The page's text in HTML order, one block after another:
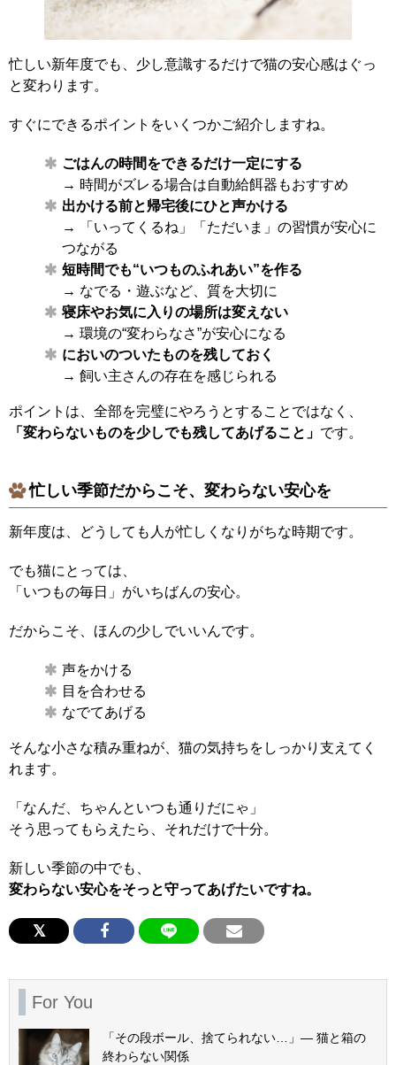
忙しい新年度でも、少し意識するだけで猫の安心感はぐっ
と変わります。
すぐにできるポイントをいくつかご紹介しますね。
ごはんの時間をできるだけ一定にする
→ 時間がズレる場合は自動給餌器もおすすめ
出かける前と帰宅後にひと声かける
→ 「いってくるね」「ただいま」の習慣が安心に
つながる
短時間でも“いつものふれあい”を作る
→ なでる・遊ぶなど、質を大切に
寝床やお気に入りの場所は変えない
→ 環境の“変わらなさ”が安心になる
においのついたものを残しておく
→ 飼い主さんの存在を感じられる
ポイントは、全部を完璧にやろうとすることではなく、
「変わらないものを少しでも残してあげること」 です。
忙しい季節だからこそ、変わらない安心を
新年度は、どうしても人が忙しくなりがちな時期です。
でも猫にとっては、
「いつもの毎日」がいちばんの安心。
だからこそ、ほんの少しでいいんです。
声をかける
目を合わせる
なでてあげる
そんな小さな積み重ねが、猫の気持ちをしっかり支えてく
れます。
「なんだ、ちゃんといつも通りだにゃ」
そう思ってもらえたら、それだけで十分。
新しい季節の中でも、
変わらない安心をそっと守ってあげたいですね。
For You
「その段ボール、捨てられない…」— 猫と箱の
終わらない関係